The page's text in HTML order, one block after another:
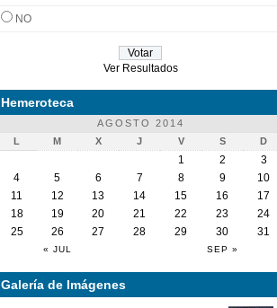
NO
Ver Resultados
Hemeroteca
AGOSTO 2014
L
M X J V S D
« JUL SEP »
1 2
3
4
5 6 7 8 9
10
11
12 13 14 15 16
17
18
19 20 21 22 23
24
25
26 27 28 29 30 31
Galería de Imágenes